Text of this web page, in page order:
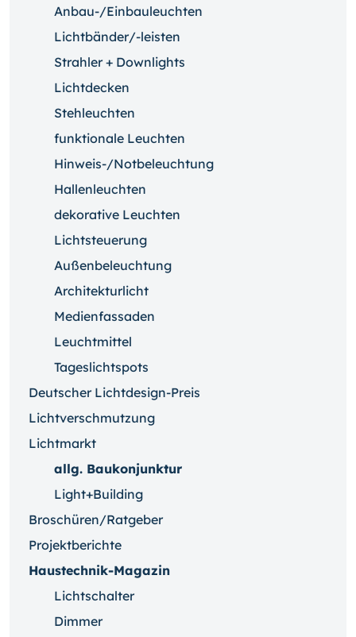
Anbau-/Einbauleuchten
Lichtbänder/-leisten
Strahler + Downlights
Lichtdecken
Stehleuchten
funktionale Leuchten
Hinweis-/Notbeleuchtung
Hallenleuchten
dekorative Leuchten
Lichtsteuerung
Außenbeleuchtung
Architekturlicht
Medienfassaden
Leuchtmittel
Tageslichtspots
Deutscher Lichtdesign-Preis
Lichtverschmutzung
Lichtmarkt
allg. Baukonjunktur
Light+Building
Broschüren/Ratgeber
Projektberichte
Haustechnik-Magazin
Lichtschalter
Dimmer